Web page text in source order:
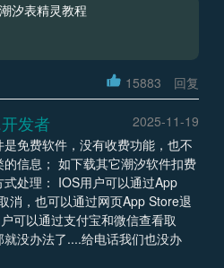
汐表精灵教程
15883 回复
发者
2025-11-19
免费软件，没有收费功能，也不
的信息； 如下载其它潮汐软件扣费
处理： IOS用户可以通过App
消，也可以通过网页App Store退
可以通过支付宝和微信查看取
没办法了....给电话我们也没办